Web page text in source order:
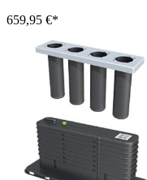
659,95 €*